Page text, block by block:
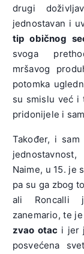
drugi
jednostavan i
tip običnog
svoga
mršavog
potomka
su smislu već i
pridonijele i
Također, i sam
Naime, u 15. je
pa su ga zbog
ali Roncalli
zanemario, te
zvao otac i jer
posvećena